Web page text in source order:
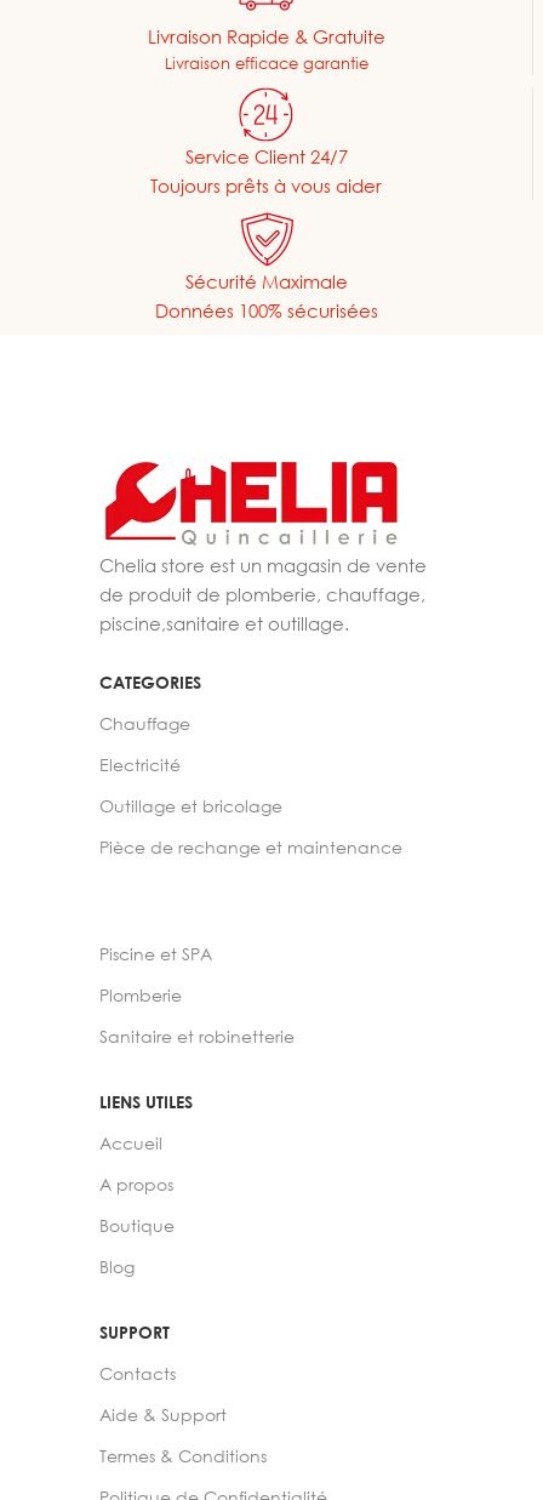
Livraison Rapide & Gratuite
Livraison efficace garantie
Service Client 24/7
Toujours prêts à vous aider
Sécurité Maximale
Données 100% sécurisées
Chelia store est un magasin de vente
de produit de plomberie, chauffage,
piscine,sanitaire et outillage.
CATEGORIES
Chauffage
Electricité
Outillage et bricolage
Pièce de rechange et maintenance
Piscine et SPA
Plomberie
Sanitaire et robinetterie
LIENS UTILES
Accueil
A propos
Boutique
Blog
SUPPORT
Contacts
Aide & Support
Termes & Conditions